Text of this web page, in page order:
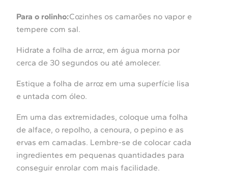
Para o rolinho:Cozinhes os camarões no vapor e
tempere com sal.
Hidrate a folha de arroz, em água morna por
cerca de 30 segundos ou até amolecer.
Estique a folha de arroz em uma superfície lisa
e untada com óleo.
Em uma das extremidades, coloque uma folha
de alface, o repolho, a cenoura, o pepino e as
ervas em camadas. Lembre-se de colocar cada
ingredientes em pequenas quantidades para
conseguir enrolar com mais facilidade.